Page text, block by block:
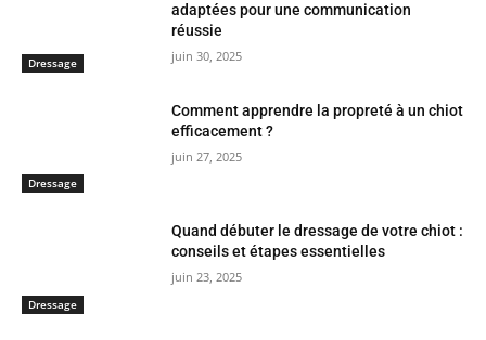
Dressage
adaptées pour une communication
réussie
juin 30, 2025
Dressage
Comment apprendre la propreté à un chiot
efficacement ?
juin 27, 2025
Dressage
Quand débuter le dressage de votre chiot :
conseils et étapes essentielles
juin 23, 2025